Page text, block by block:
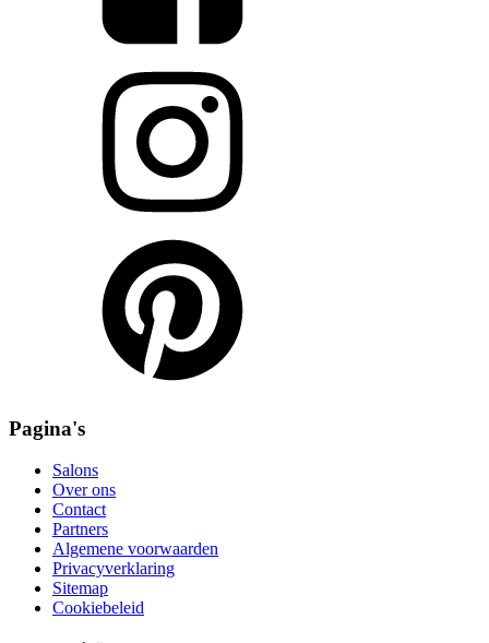
Pagina's
Salons
Over ons
Contact
Partners
Algemene voorwaarden
Privacyverklaring
Sitemap
Cookiebeleid